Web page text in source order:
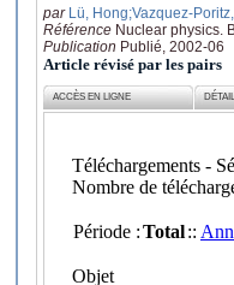
par Lü, Hong;Vazquez-
Référence Nuclear physics.
Publication Publié, 2002-06
Article révisé par les pairs
ACCÈS EN LIGNE